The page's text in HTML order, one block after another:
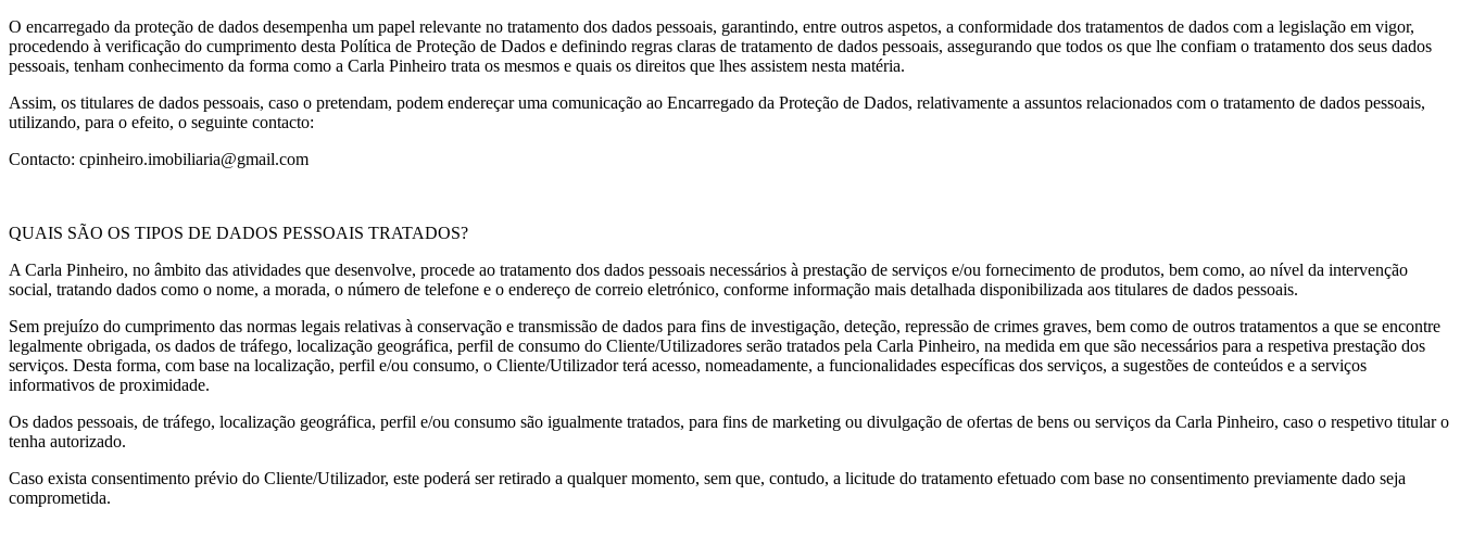
O encarregado da proteção de dados desempenha um papel relevante no tratamento dos dados pessoais, garantindo, entre outros aspetos, a conformidade dos tratamentos de dados com a legislação em vigor,
procedendo à verificação do cumprimento desta Política de Proteção de Dados e definindo regras claras de tratamento de dados pessoais, assegurando que todos os que lhe confiam o tratamento dos seus dados
pessoais, tenham conhecimento da forma como a Carla Pinheiro trata os mesmos e quais os direitos que lhes assistem nesta matéria.
Assim, os titulares de dados pessoais, caso o pretendam, podem endereçar uma comunicação ao Encarregado da Proteção de Dados, relativamente a assuntos relacionados com o tratamento de dados pessoais,
utilizando, para o efeito, o seguinte contacto:
Contacto: cpinheiro.imobiliaria@gmail.com
QUAIS SÃO OS TIPOS DE DADOS PESSOAIS TRATADOS?
A Carla Pinheiro, no âmbito das atividades que desenvolve, procede ao tratamento dos dados pessoais necessários à prestação de serviços e/ou fornecimento de produtos, bem como, ao nível da intervenção
social, tratando dados como o nome, a morada, o número de telefone e o endereço de correio eletrónico, conforme informação mais detalhada disponibilizada aos titulares de dados pessoais.
Sem prejuízo do cumprimento das normas legais relativas à conservação e transmissão de dados para fins de investigação, deteção, repressão de crimes graves, bem como de outros tratamentos a que se encontre
legalmente obrigada, os dados de tráfego, localização geográfica, perfil de consumo do Cliente/Utilizadores serão tratados pela Carla Pinheiro, na medida em que são necessários para a respetiva prestação dos
serviços. Desta forma, com base na localização, perfil e/ou consumo, o Cliente/Utilizador terá acesso, nomeadamente, a funcionalidades específicas dos serviços, a sugestões de conteúdos e a serviços
informativos de proximidade.
Os dados pessoais, de tráfego, localização geográfica, perfil e/ou consumo são igualmente tratados, para fins de marketing ou divulgação de ofertas de bens ou serviços da Carla Pinheiro, caso o respetivo titular o
tenha autorizado.
Caso exista consentimento prévio do Cliente/Utilizador, este poderá ser retirado a qualquer momento, sem que, contudo, a licitude do tratamento efetuado com base no consentimento previamente dado seja
comprometida.